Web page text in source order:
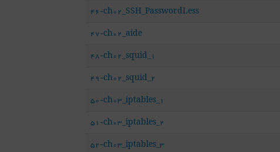
46-ch02_SSH_PasswordLess
47-ch02_aide
48-ch02_squid_1
49-ch02_squid_2
50-ch03_iptables_1
51-ch03_iptables_2
52-ch03_iptables_3